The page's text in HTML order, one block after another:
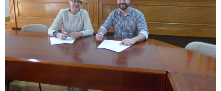
- Jabetza intelektuala | Propiedad intelectual
Vitagrama
Kontaktua | Contacto